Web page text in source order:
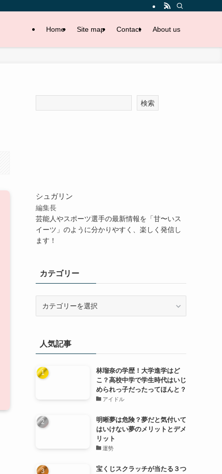
Home Site map Contact About us
検索
シュガリン
編集長
芸能人やスポーツ選手の最新情報を「甘〜いス
イーツ」のように分かりやすく、楽しく発信し
ます！
カテゴリー
ー人気記事
林瑠奈の学歴！大学進学はど
こ？高校中学で学生時代はいじ
められっ子だったってほんと？
アイドル
明晰夢は危険？夢だと気付いて
はいけない夢のメリットとデメ
リット
運勢
宝くじスクラッチが当たる３つ